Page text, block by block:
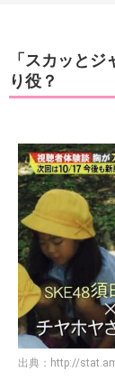
「スカッと
り役？
出典： http://